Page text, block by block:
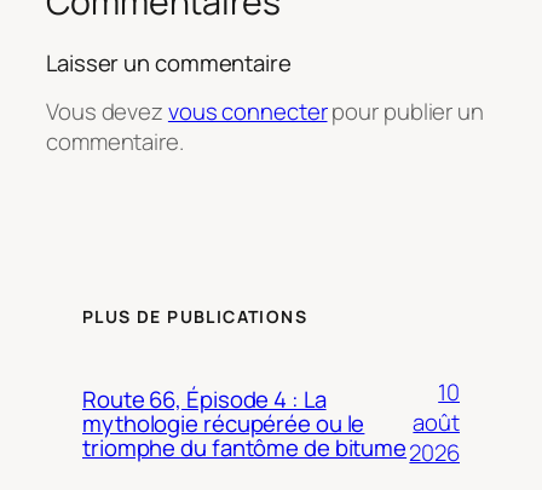
Laisser un commentaire
Vous devezvous connecterpour publier un
commentaire.
PLUS DE PUBLICATIONS
Route 66, Épisode 4 : La
mythologie récupérée ou le
triomphe du fantôme de bitume
10
août
2026